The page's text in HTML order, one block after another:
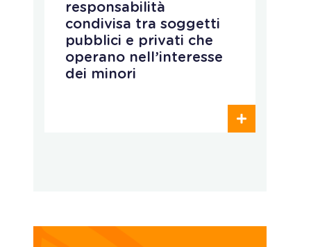
responsabilità
condivisa tra soggetti
pubblici e privati che
operano nell’interesse
dei minori